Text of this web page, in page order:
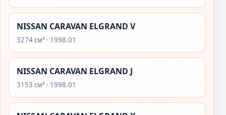
NISSAN CARAVAN ELGRAND V
3274 см³ · 1998.01
NISSAN CARAVAN ELGRAND J
3153 см³ · 1998.01